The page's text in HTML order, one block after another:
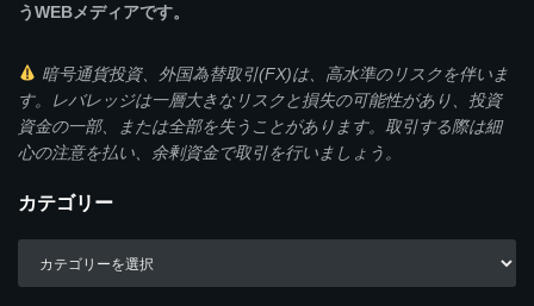
うWEBメディアです。
暗号通貨投資、外国為替取引(FX)は、高水準のリスクを伴いま
す。レバレッジは一層大きなリスクと損失の可能性があり、投資
資金の一部、または全部を失うことがあります。取引する際は細
心の注意を払い、余剰資金で取引を行いましょう。
カテゴリー